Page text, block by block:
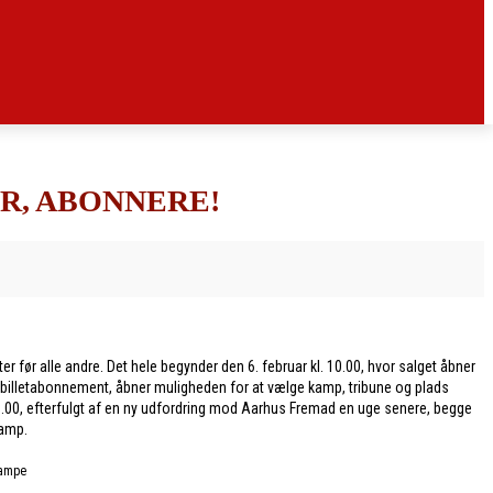
ABONNERE!
alle andre. Det hele begynder den 6. februar kl. 10.00, hvor salget åbner
åbner muligheden for at vælge kamp, tribune og plads
efterfulgt af en ny udfordring mod Aarhus Fremad en uge senere, begge